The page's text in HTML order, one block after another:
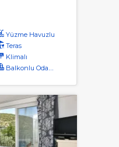
Yüzme Havuzlu
Teras
Klimalı
Balkonlu Odalar